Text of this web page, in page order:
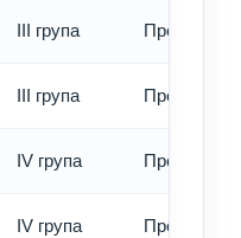
III група Превод -
III група Превод -
IV група Превод -
IV група Превод -